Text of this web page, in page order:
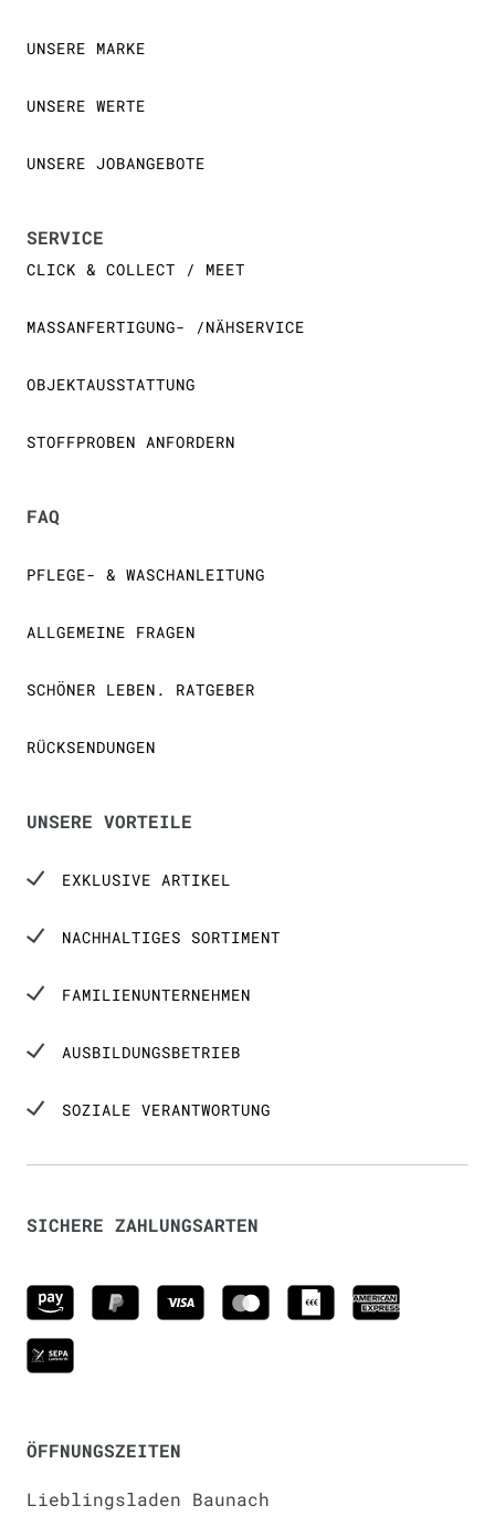
UNSERE MARKE
UNSERE WERTE
UNSERE JOBANGEBOTE
SERVICE
CLICK & COLLECT / MEET
MASSANFERTIGUNG- /NÄHSERVICE
OBJEKTAUSSTATTUNG
STOFFPROBEN ANFORDERN
FAQ
PFLEGE- & WASCHANLEITUNG
ALLGEMEINE FRAGEN
SCHÖNER LEBEN. RATGEBER
RÜCKSENDUNGEN
UNSERE VORTEILE
EXKLUSIVE ARTIKEL
NACHHALTIGES SORTIMENT
FAMILIENUNTERNEHMEN
AUSBILDUNGSBETRIEB
SOZIALE VERANTWORTUNG
SICHERE ZAHLUNGSARTEN
ÖFFNUNGSZEITEN
Lieblingsladen Baunach